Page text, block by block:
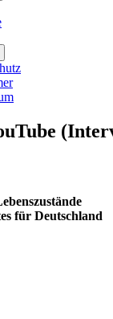
für Deutschland